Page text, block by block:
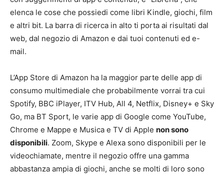
elenca le cose che possiedi come libri Kindle, giochi, film
e altri bit. La barra di ricerca in alto ti porta ai risultati dal
web, dal negozio di Amazon e dai tuoi contenuti ed e-
mail.
L’App Store di Amazon ha la maggior parte delle app di
consumo multimediale che probabilmente vorrai tra cui
Spotify, BBC iPlayer, ITV Hub, All 4, Netflix, Disney+ e Sky
Go, ma BT Sport, le varie app di Google come YouTube,
Chrome e Mappe e Musica e TV di Apple non sono
disponibili. Zoom, Skype e Alexa sono disponibili per le
videochiamate, mentre il negozio offre una gamma
abbastanza ampia di giochi, anche se molti di loro sono